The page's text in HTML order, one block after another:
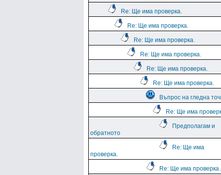
Re: Ще има проверка.
Re: Ще има проверка.
Re: Ще има проверка.
Re: Ще има проверка.
Re: Ще има проверка.
Re: Ще има проверка.
Въпрос на гледна
Re: Ще има
Предполагам и
обратното
Re: Ще има
проверка.
Re: Ще има проверка.